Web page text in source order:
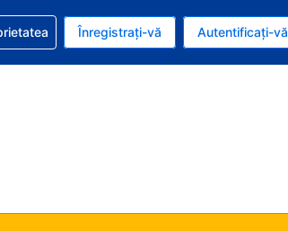
nou românesc
Română
la rezervarea dvs.
Înregistrați-vă Autentificați-vă